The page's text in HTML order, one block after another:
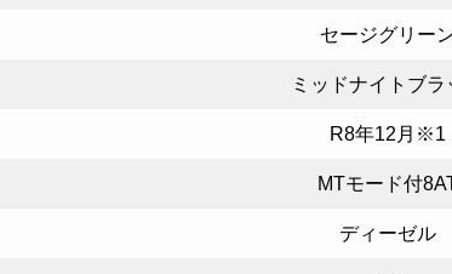
セージグリー
ミッドナイトブラ
R8年12月※1
MTモード付
ディーゼル